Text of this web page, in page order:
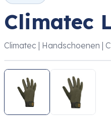
Climatec
Climatec | Handschoenen |
‹